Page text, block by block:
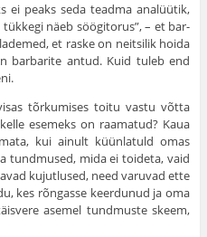
ei peaks seda teadma analüütik,
näeb söögitorus”, – et bar­
et raske on neitsilik hoida
barbarite antud. Kuid tuleb end
tõrkumises toitu vastu võtta
esemeks on raamatud? Kaua
kui ainult küünlatuld omas
tundmused, mida ei toideta, vaid
kujutlused, need varuvad ette
kes rõngasse keerdunud ja oma
asemel tundmuste skeem,